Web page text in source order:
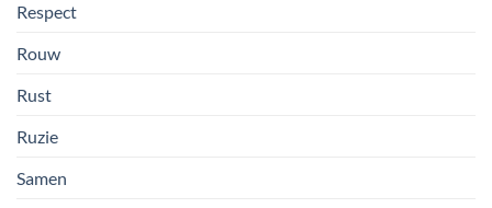
Respect
Rouw
Rust
Ruzie
Samen